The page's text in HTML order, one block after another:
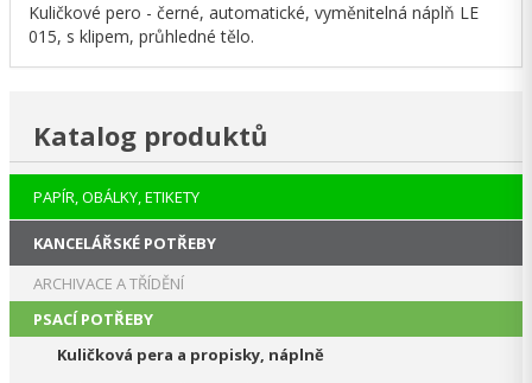
Kuličkové pero - černé, automatické, vyměnitelná náplň LE
015, s klipem, průhledné tělo.
Katalog produktů
PAPÍR, OBÁLKY, ETIKETY
KANCELÁŘSKÉ POTŘEBY
ARCHIVACE A TŘÍDĚNÍ
PSACÍ POTŘEBY
Kuličková pera a propisky, náplně